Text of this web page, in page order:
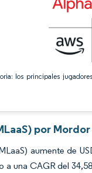
los principales
por
aumente de
una CAGR del